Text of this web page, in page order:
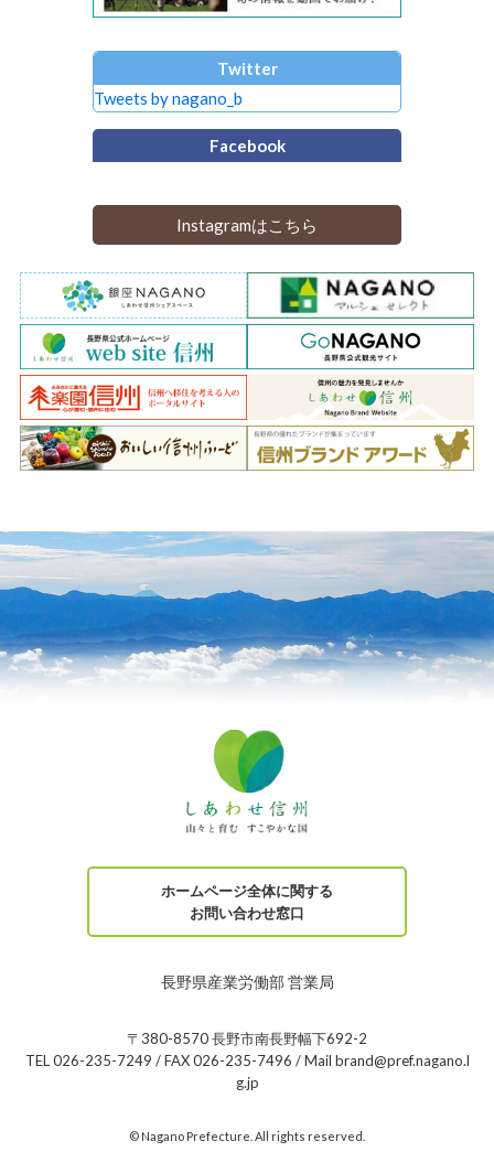
Twitter
Tweets by nagano_b
Facebook
Instagramはこちら
ホームページ全体に関する
お問い合わせ窓口
長野県産業労働部 営業局
〒380-8570 長野市南長野幅下692-2
TEL 026-235-7249 / FAX 026-235-7496 / Mail brand@pref.nagano.l
g.jp
© Nagano Prefecture. All rights reserved.